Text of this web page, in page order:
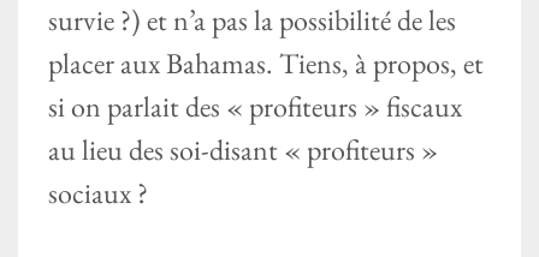
survie ?) et n’a pas la possibilité de les
placer aux Bahamas. Tiens, à propos, et
si on parlait des « profiteurs » fiscaux
au lieu des soi-disant « profiteurs »
sociaux ?